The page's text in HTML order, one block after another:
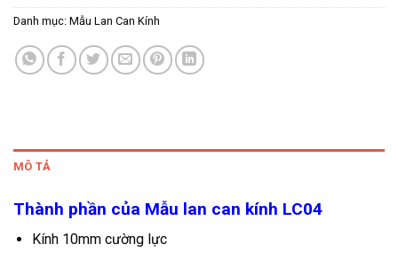
Danh mục: Mẫu Lan Can Kính
MÔ TẢ
Thành phần của Mẫu lan can kính LC04
Kính 10mm cường lực